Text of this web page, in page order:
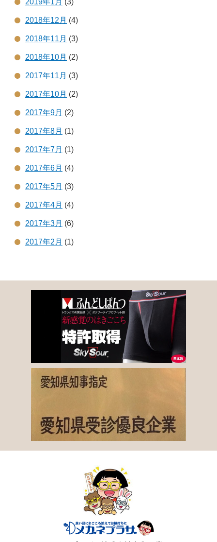
2018年12月 (4)
2018年11月 (3)
2018年10月 (2)
2017年11月 (3)
2017年10月 (2)
2017年9月 (2)
2017年8月 (1)
2017年7月 (1)
2017年6月 (4)
2017年5月 (3)
2017年4月 (4)
2017年3月 (6)
2017年2月 (1)